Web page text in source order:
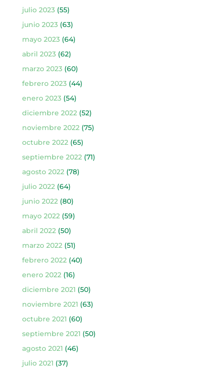
julio 2023(55)
junio 2023(63)
mayo 2023(64)
abril 2023(62)
marzo 2023(60)
febrero 2023(44)
enero 2023(54)
diciembre 2022(52)
noviembre 2022(75)
octubre 2022(65)
septiembre 2022(71)
agosto 2022(78)
julio 2022(64)
junio 2022(80)
mayo 2022(59)
abril 2022(50)
marzo 2022(51)
febrero 2022(40)
enero 2022(16)
diciembre 2021 (50)
noviembre 2021 (63)
octubre 2021 (60)
septiembre 2021 (50)
agosto 2021 (46)
julio 2021 (37)